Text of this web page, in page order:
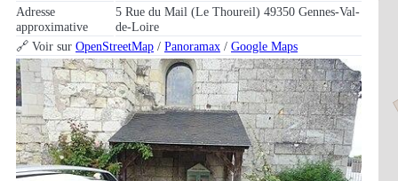
Adresse
approximative
5 Rue du Mail (Le Thoureil) 49350 Gennes-Val-
de-Loire
🔗 Voir sur OpenStreetMap / Panoramax / Google Maps